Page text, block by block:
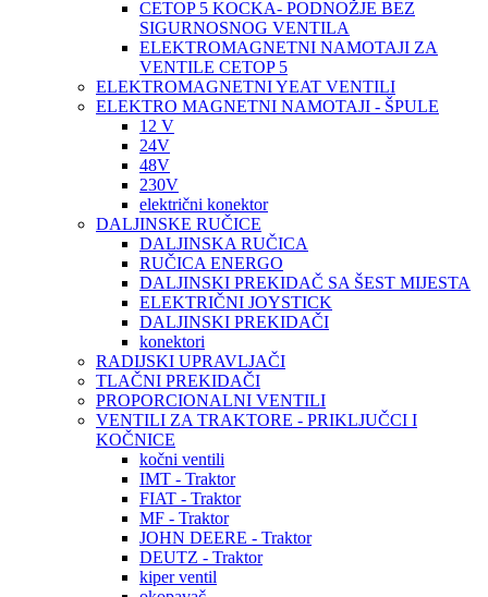
CETOP 5 KOCKA- PODNOŽJE BEZ
SIGURNOSNOG VENTILA
ELEKTROMAGNETNI NAMOTAJI ZA
VENTILE CETOP 5
ELEKTROMAGNETNI YEAT VENTILI
ELEKTRO MAGNETNI NAMOTAJI - ŠPULE
12 V
24V
48V
230V
električni konektor
DALJINSKE RUČICE
DALJINSKA RUČICA
RUČICA ENERGO
DALJINSKI PREKIDAČ SA ŠEST MIJESTA
ELEKTRIČNI JOYSTICK
DALJINSKI PREKIDAČI
konektori
RADIJSKI UPRAVLJAČI
TLAČNI PREKIDAČI
PROPORCIONALNI VENTILI
VENTILI ZA TRAKTORE - PRIKLJUČCI I
KOČNICE
kočni ventili
IMT - Traktor
FIAT - Traktor
MF - Traktor
JOHN DEERE - Traktor
DEUTZ - Traktor
kiper ventil